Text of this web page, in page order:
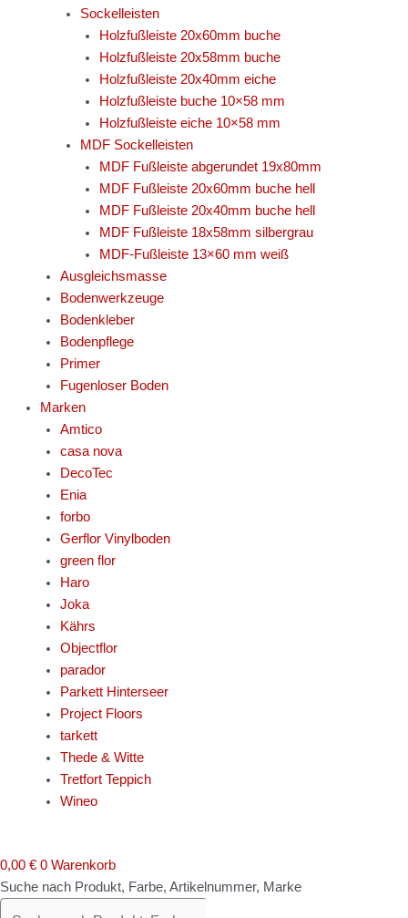
Sockelleisten
Holzfußleiste 20x60mm buche
Holzfußleiste 20x58mm buche
Holzfußleiste 20x40mm eiche
Holzfußleiste buche 10×58 mm
Holzfußleiste eiche 10×58 mm
MDF Sockelleisten
MDF Fußleiste abgerundet 19x80mm
MDF Fußleiste 20x60mm buche hell
MDF Fußleiste 20x40mm buche hell
MDF Fußleiste 18x58mm silbergrau
MDF-Fußleiste 13×60 mm weiß
Ausgleichsmasse
Bodenwerkzeuge
Bodenkleber
Bodenpflege
Primer
Fugenloser Boden
Marken
Amtico
casa nova
DecoTec
Enia
forbo
Gerflor Vinylboden
green flor
Haro
Joka
Kährs
Objectflor
parador
Parkett Hinterseer
Project Floors
tarkett
Thede & Witte
Tretfort Teppich
Wineo
0,00 € 0 Warenkorb
Suche nach Produkt, Farbe, Artikelnummer, Marke